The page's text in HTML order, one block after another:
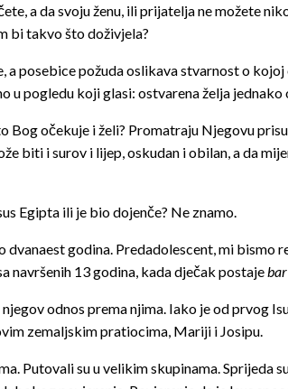
a da svoju ženu, ili prijatelja ne možete
bi takvo što doživjela?
posebice požuda oslikava stvarnost o
u pogledu koji glasi: ostvarena želja jednako
očekuje i želi? Promatraju Njegovu
biti i surov i lijep, oskudan i obilan, a da
Egipta ili je bio dojenče? Ne znamo.
godina. Predadolescent, mi
navršenih 13 godina, kada dječak postaje
odnos prema njima. Iako je od prvog
zemaljskim pratiocima, Mariji i Josipu.
Putovali su u velikim skupinama. Sprijeda